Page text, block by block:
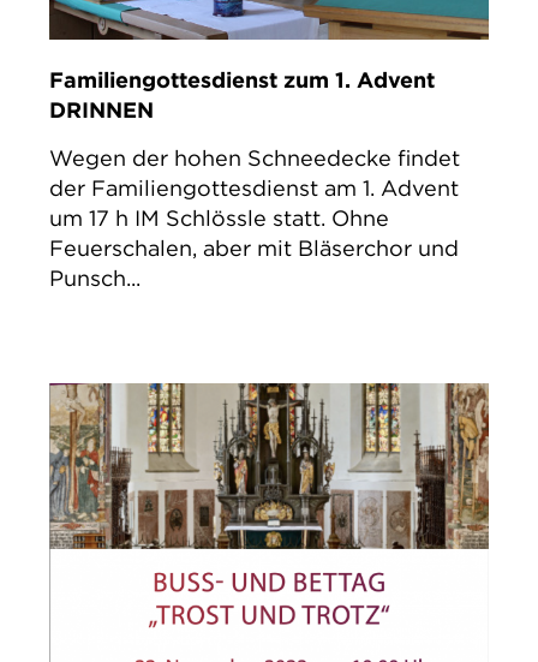
Familiengottesdienst zum 1. Advent
DRINNEN
Wegen der hohen Schneedecke findet
der Familiengottesdienst am 1. Advent
um 17 h IM Schlössle statt. Ohne
Feuerschalen, aber mit Bläserchor und
Punsch...